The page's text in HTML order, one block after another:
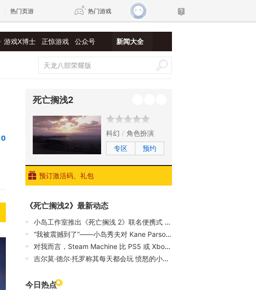
热门页游 热门游戏
王权与自由 诛仙世界 新仙侠5
游戏X博士 正惊游戏 公众号 新闻大全
0
死亡搁浅2
科幻
角色扮演
专区
预约
预订激活码、礼包
《死亡搁浅2》最新动态
小岛工作室推出《死亡搁浅 2》联名便携式 CD 播放器：25,300 日元，以 BB 育婴舱为主题
“我被震撼到了”——小岛秀夫对 Kane Parsons 的 进入后室 Get into Backrooms 电影赞不绝口
对我而言，Steam Machine 比 PS5 或 Xbox Series X 更好
吉尔莫·德尔·托罗称其每天都会玩 愤怒的小鸟三部曲
今日热点